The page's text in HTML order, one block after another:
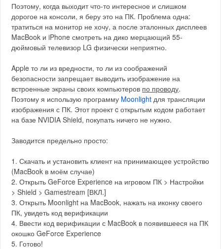
Поэтому, когда выходит что-то интересное и слишком
дорогое на консоли, я беру это на ПК. Проблема одна:
тратиться на монитор не хочу, а после эталонных дисплеев
MacBook и iPhone смотреть на дико мерцающий 55-
дюймовый телевизор LG физически неприятно.
Apple то ли из вредности, то ли из соображений
безопасности запрещает выводить изображение на
встроенные экраны своих компьютеров по проводу.
Поэтому я использую программу Moonlight для трансляции
изображения с ПК. Этот проект c открытым кодом работает
на базе NVIDIA Shield, покупать ничего не нужно.
Заводится предельно просто:
1. Скачать и установить клиент на принимающее устройство
(MacBook в моём случае)
2. Открыть GeForce Experience на игровом ПК > Настройки
> Shield > Gamestream [ВКЛ.]
3. Открыть Moonlight на MacBook, нажать на иконку своего
ПК, увидеть код верификации
4. Ввести код верификации с MacBook в появившееся на ПК
окошко GeForce Experience
5. Готово!